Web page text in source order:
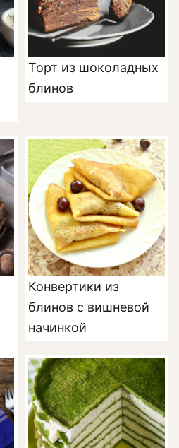
Торт из шоколадных
блинов
Конвертики из
блинов с вишневой
начинкой